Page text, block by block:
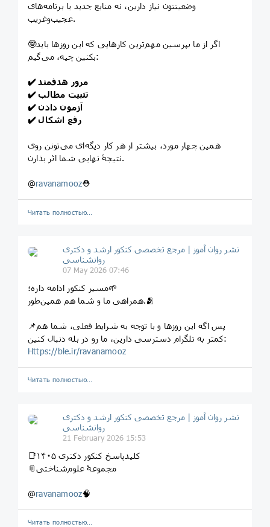
وضعیتتون نیاز دارین، نه منابع جدید یا برنامه‌های
عجیب‌وغریب.
🤓اگر از ما بپرسین مهم‌ترین کارهایی که این روزها باید
بکنین چیه، می‌گیم:
✔️ مرور هدفمند
✔️ تثبیت مطالب
✔️ آزمون دادن
✔️ رفع اشکال
همین چهار مورد، بیشتر از هر کار دیگه‌ای می‌تونن روی
نتیجۀ نهایی شما اثر بذارن.
@ravanamooz⛑️
Читать полностью…
نشر روان‌ آموز | مرجع تخصصی کنکور ارشد و دکتری
روانشناسی
07 May 2026 07:46
مسیر کنکور ادامه داره؛🌱
همراهی ما و شما هم همین‌طور.🫂
📌پس اگه این روزها و با توجه به شرایط فعلی، شما هم
کمتر به تلگرام دسترسی دارین، ما رو در بله دنبال کنین:
Https://ble.ir/ravanamooz
Читать полностью…
نشر روان‌ آموز | مرجع تخصصی کنکور ارشد و دکتری
روانشناسی
21 February 2026 15:53
📑کلیدپاسخ کنکور دکتری ۱۴۰۵
📎مجموعۀ علوم‌شناختی
@ravanamooz🧠
Читать полностью…